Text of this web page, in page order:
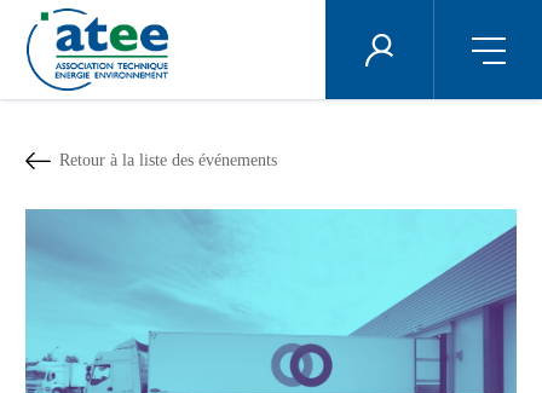
contenu
principal
ÉNERGIE PLUS
Retour à la liste des événements
Panneau de gestion des cookies